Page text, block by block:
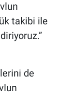
takibi ile
de